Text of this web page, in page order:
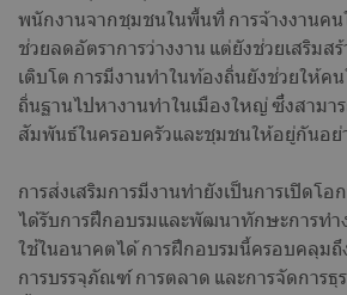
พนักงานจากชุมชนในพื้นที่ การจ้างงานคน
ช่วยลดอัตราการว่างงาน แต่ยังช่วยเสริมส
เติบโต การมีงานทำในท้องถิ่นยังช่วยให้ค
ถิ่นฐานไปหางานทำในเมืองใหญ่ ซึ่งสามา
สัมพันธ์ในครอบครัวและชุมชนให้อยู่กันอย่
การส่งเสริมการมีงานทำยังเป็นการเปิดโ
ได้รับการฝึกอบรมและพัฒนาทักษะการทำ
ใช้ในอนาคตได้ การฝึกอบรมนี้ครอบคลุมถึ
การบรรจุภัณฑ์ การตลาด และการจัดการธุ